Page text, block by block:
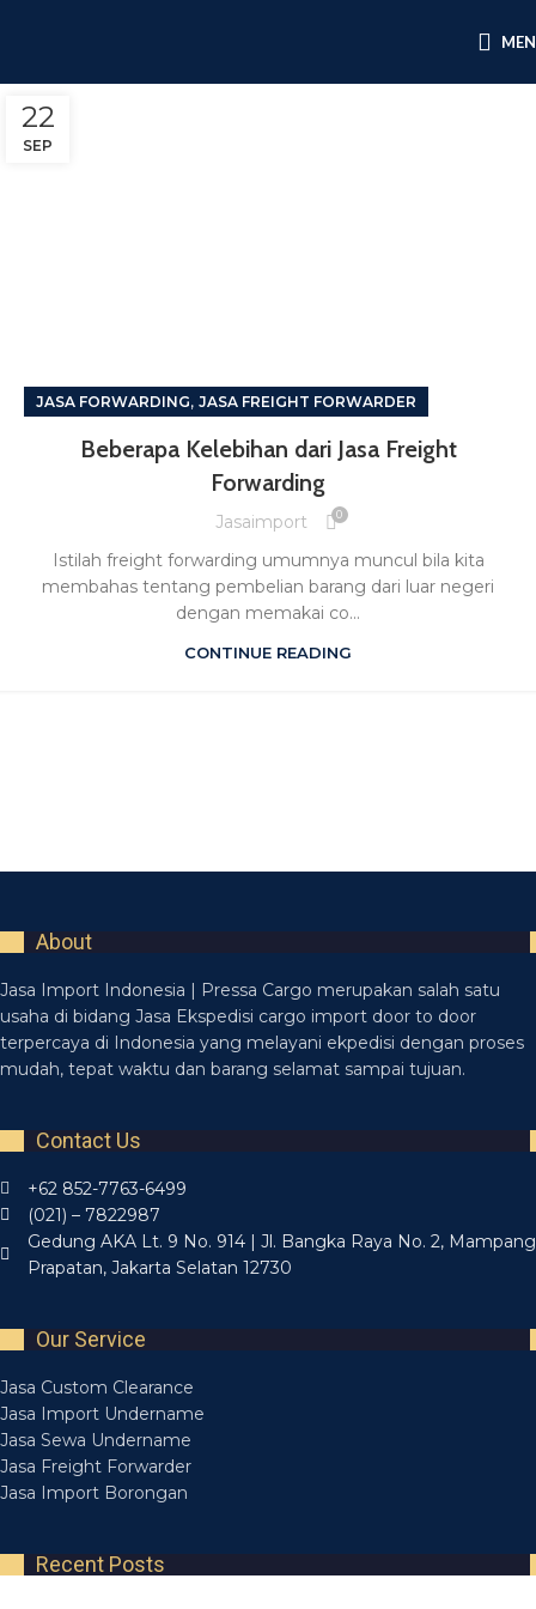
22
SEP
JASA FORWARDING, JASA FREIGHT FORWARDER
Beberapa Kelebihan dari Jasa Freight
Forwarding
Jasaimport 0
Istilah freight forwarding umumnya muncul bila kita
membahas tentang pembelian barang dari luar negeri
dengan memakai co...
CONTINUE READING
About
Jasa Import Indonesia | Pressa Cargo merupakan salah satu
usaha di bidang Jasa Ekspedisi cargo import door to door
terpercaya di Indonesia yang melayani ekpedisi dengan proses
mudah, tepat waktu dan barang selamat sampai tujuan.
Contact Us
+62 852-7763-6499
(021) – 7822987
Gedung AKA Lt. 9 No. 914 | Jl. Bangka Raya No. 2, Mampang
Prapatan, Jakarta Selatan 12730
Our Service
Jasa Custom Clearance
Jasa Import Undername
Jasa Sewa Undername
Jasa Freight Forwarder
Jasa Import Borongan
Recent Posts